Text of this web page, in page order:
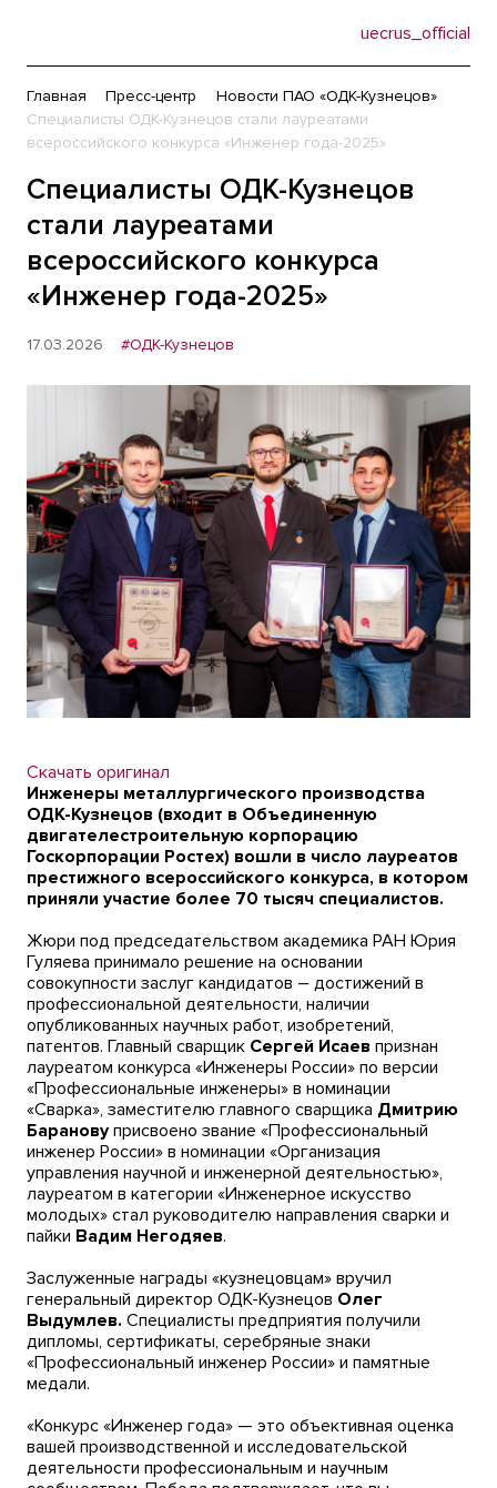
uecrus_official
Главная Пресс-центр
Новости ПАО «ОДК-Кузнецов»
Специалисты ОДК-Кузнецов стали лауреатами
всероссийского конкурса «Инженер года-2025»
Специалисты ОДК-Кузнецов
стали лауреатами
всероссийского конкурса
«Инженер года-2025»
17.03.2026 #ОДК-Кузнецов
Скачать оригинал
Инженеры металлургического производства
ОДК-Кузнецов (входит в Объединенную
двигателестроительную корпорацию
Госкорпорации Ростех) вошли в число лауреатов
престижного всероссийского конкурса, в котором
приняли участие более 70 тысяч специалистов.
Жюри под председательством академика РАН Юрия
Гуляева принимало решение на основании
совокупности заслуг кандидатов – достижений в
профессиональной деятельности, наличии
опубликованных научных работ, изобретений,
патентов. Главный сварщик Сергей Исаев признан
лауреатом конкурса «Инженеры России» по версии
«Профессиональные инженеры» в номинации
«Сварка», заместителю главного сварщика Дмитрию
Барановуприсвоено звание «Профессиональный
инженер России» в номинации «Организация
управления научной и инженерной деятельностью»,
лауреатом в категории «Инженерное искусство
молодых» стал руководителю направления сварки и
пайки Вадим Негодяев.
Заслуженные награды «кузнецовцам» вручил
генеральный директор ОДК-Кузнецов Олег
Выдумлев. Специалисты предприятия получили
дипломы, сертификаты, серебряные знаки
«Профессиональный инженер России» и памятные
медали.
«Конкурс «Инженер года» — это объективная оценка
вашей производственной и исследовательской
деятельности профессиональным и научным